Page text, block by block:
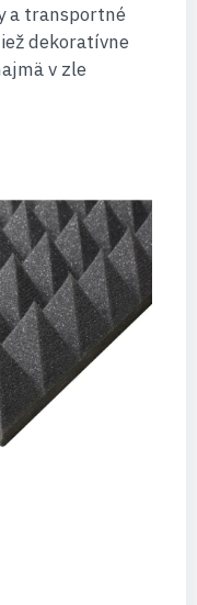
a transportné
dekoratívne
v zle